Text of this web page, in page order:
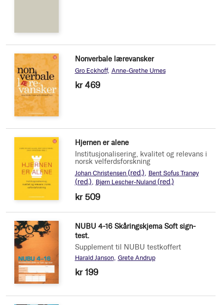
Nonverbale lærevansker
Gro Eckhoff Anne-Grethe Urnes
kr 469
Hjernen er alene
Institusjonalisering, kvalitet og relevans i
norsk velferdsforskning
Johan Christensen (red.) Bent Sofus Tranøy
(red.) Bjørn Lescher-Nuland (red.)
kr 509
NUBU 4-16 Skåringskjema Soft sign-
test.
Supplement til NUBU testkoffert
Harald Janson Grete Andrup
kr 199